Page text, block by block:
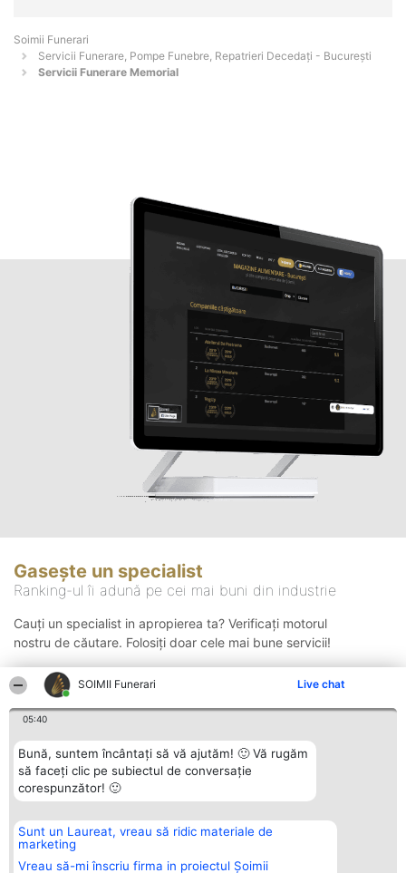
SOIMII Funerari Live chat
05:40
Bună, suntem încântați să vă ajutăm! 🙂 Vă rugăm
să faceți clic pe subiectul de conversație
corespunzător! 🙂
Sunt un Laureat, vreau să ridic materiale de
marketing
Vreau să-mi înscriu firma in proiectul Șoimii
Soimii Funerari
Servicii Funerare, Pompe Funebre, Repatrieri Decedați - Bucureşti
Servicii Funerare Memorial
Gasește un specialist
Ranking-ul îi adună pe cei mai buni din industrie
Cauți un specialist in apropierea ta? Verificați motorul
nostru de căutare. Folosiți doar cele mai bune servicii!
Organizator Ranking
BRIGHT SOLUTIONS BR SRL
Aleea Timisul De Sus 2 Bl. A30
Plebiscyt
Lista Tuturor
Contact